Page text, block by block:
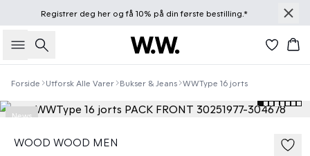
Registrer deg herog få 10% på din første bestilling.*
Søk
Forside Utforsk Alle Varer Bukser & Jeans WWType 16 jorts
News
WOOD WOOD MEN